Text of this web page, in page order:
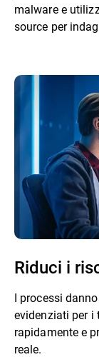
malware e
source per
Riduci i
I processi
evidenziati per i
rapidamente e
reale.